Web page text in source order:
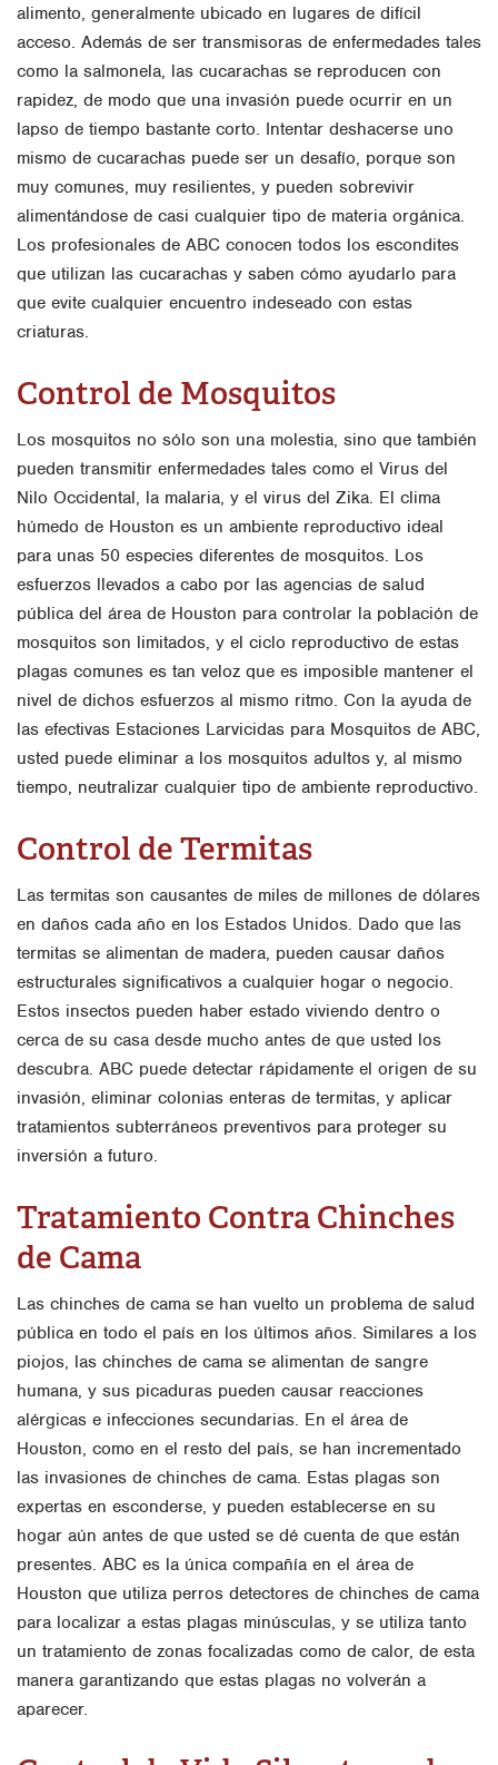
alimento, generalmente ubicado en lugares de difícil
acceso. Además de ser transmisoras de enfermedades tales
como la salmonela, las cucarachas se reproducen con
rapidez, de modo que una invasión puede ocurrir en un
lapso de tiempo bastante corto. Intentar deshacerse uno
mismo de cucarachas puede ser un desafío, porque son
muy comunes, muy resilientes, y pueden sobrevivir
alimentándose de casi cualquier tipo de materia orgánica.
Los profesionales de ABC conocen todos los escondites
que utilizan las cucarachas y saben cómo ayudarlo para
que evite cualquier encuentro indeseado con estas
criaturas.
Control de Mosquitos
Los mosquitos no sólo son una molestia, sino que también
pueden transmitir enfermedades tales como el Virus del
Nilo Occidental, la malaria, y el virus del Zika. El clima
húmedo de Houston es un ambiente reproductivo ideal
para unas 50 especies diferentes de mosquitos. Los
esfuerzos llevados a cabo por las agencias de salud
pública del área de Houston para controlar la población de
mosquitos son limitados, y el ciclo reproductivo de estas
plagas comunes es tan veloz que es imposible mantener el
nivel de dichos esfuerzos al mismo ritmo. Con la ayuda de
las efectivas Estaciones Larvicidas para Mosquitos de ABC,
usted puede eliminar a los mosquitos adultos y, al mismo
tiempo, neutralizar cualquier tipo de ambiente reproductivo.
Control de Termitas
Las termitas son causantes de miles de millones de dólares
en daños cada año en los Estados Unidos. Dado que las
termitas se alimentan de madera, pueden causar daños
estructurales significativos a cualquier hogar o negocio.
Estos insectos pueden haber estado viviendo dentro o
cerca de su casa desde mucho antes de que usted los
descubra. ABC puede detectar rápidamente el origen de su
invasión, eliminar colonias enteras de termitas, y aplicar
tratamientos subterráneos preventivos para proteger su
inversión a futuro.
Tratamiento Contra Chinches
de Cama
Las chinches de cama se han vuelto un problema de salud
pública en todo el país en los últimos años. Similares a los
piojos, las chinches de cama se alimentan de sangre
humana, y sus picaduras pueden causar reacciones
alérgicas e infecciones secundarias. En el área de
Houston, como en el resto del país, se han incrementado
las invasiones de chinches de cama. Estas plagas son
expertas en esconderse, y pueden establecerse en su
hogar aún antes de que usted se dé cuenta de que están
presentes. ABC es la única compañía en el área de
Houston que utiliza perros detectores de chinches de cama
para localizar a estas plagas minúsculas, y se utiliza tanto
un tratamiento de zonas focalizadas como de calor, de esta
manera garantizando que estas plagas no volverán a
aparecer.